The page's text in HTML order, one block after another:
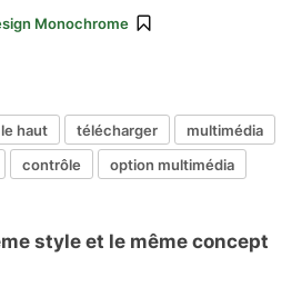
Monochrome
haut télécharger
multimédia
contrôle option multimédia
style et le même concept